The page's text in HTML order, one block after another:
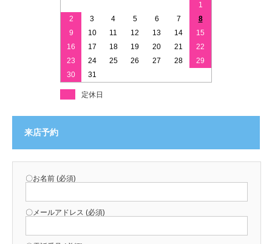
1
2
3 4 5 6 7
8
9
10 11 12 13 14
15
16
17 18 19 20 21
22
23
24 25 26 27 28
29
30
31
定休日
来店予約
〇お名前 (必須)
〇メールアドレス (必須)